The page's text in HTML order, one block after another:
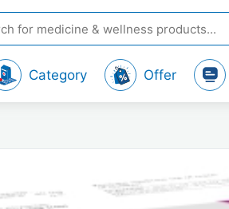
Category Offer